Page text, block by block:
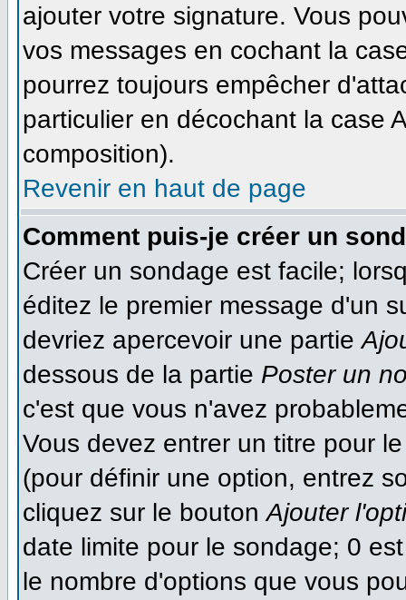
ajouter votre signature. Vous
vos messages en cochant la
pourrez toujours empêcher
particulier en décochant la case
composition).
Revenir en haut de page
Comment puis-je créer un
Créer un sondage est facile;
éditez le premier message d'un
devriez apercevoir une partie
dessous de la partie Poster un
c'est que vous n'avez
Vous devez entrer un titre pour
(pour définir une option, entrez
cliquez sur le boutonAjouter
date limite pour le sondage; 0
le nombre d'options que vous